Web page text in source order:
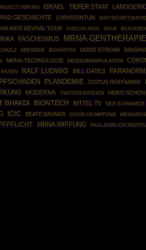
VERITAS ISRAEL TIEFER STAAT
GESCHICHTE CHRISTENTUM WIRTSCHAFTSKRISE
INFO REVIVAL TOUR DYATLOV PASS SPUK
FASCHISMUS MRNA-GENTHERAPIE
DRESDEN BIOWAFFEN NORD STREAM
MRNA-TECHNOLOGIE MEDIENMANIPULATION
AKTEN RALF LUDWIG BILL GATES
PLANDEMIE JUSTUS HOFFMANN
MODERNA TWITTER-DATEIEN HEIKO
BHAKDI BIONTECH BITTEL TV DER SCHWARZE
ICIC BEATE BAHNER COVID-19-IMPFUNG
MRNA IMPFUNG PAUL-EHRLICH